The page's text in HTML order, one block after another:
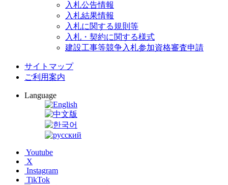
入札公告情報
入札結果情報
入札に関する規則等
入札・契約に関する様式
建設工事等競争入札参加資格審査申請
サイトマップ
ご利用案内
Language
Youtube
X
Instagram
TikTok